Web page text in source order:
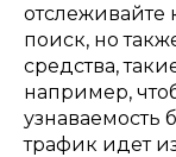
отслеживайте
поиск, но
средства,
например,
узнаваемость
трафик идет